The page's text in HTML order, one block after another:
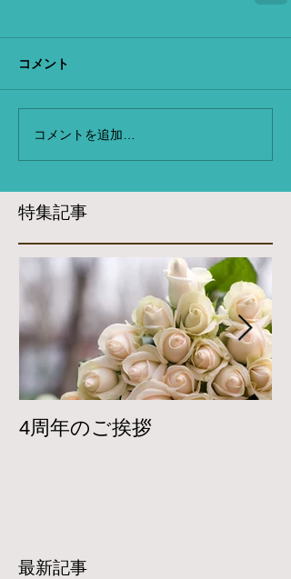
コメント
コメントを追加…
特集記事
4周年のご挨拶
最新記事